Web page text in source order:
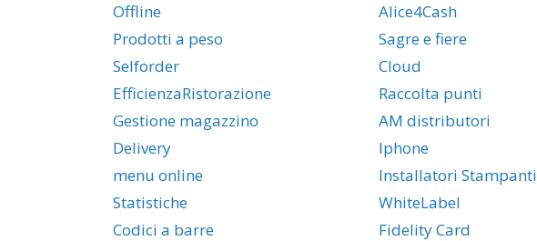
Offline Alice4Cash
Prodotti a peso Sagre e fiere
Selforder Cloud
EfficienzaRistorazione Raccolta punti
Gestione magazzino AM distributori
Delivery Iphone
menu online Installatori Stampanti
Statistiche WhiteLabel
Codici a barre Fidelity Card